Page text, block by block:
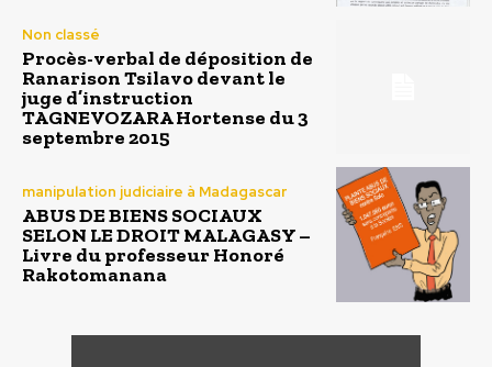
Non classé
Procès-verbal de déposition de
Ranarison Tsilavo devant le
juge d’instruction
TAGNEVOZARA Hortense du 3
septembre 2015
manipulation judiciaire à Madagascar
ABUS DE BIENS SOCIAUX
SELON LE DROIT MALAGASY –
Livre du professeur Honoré
Rakotomanana